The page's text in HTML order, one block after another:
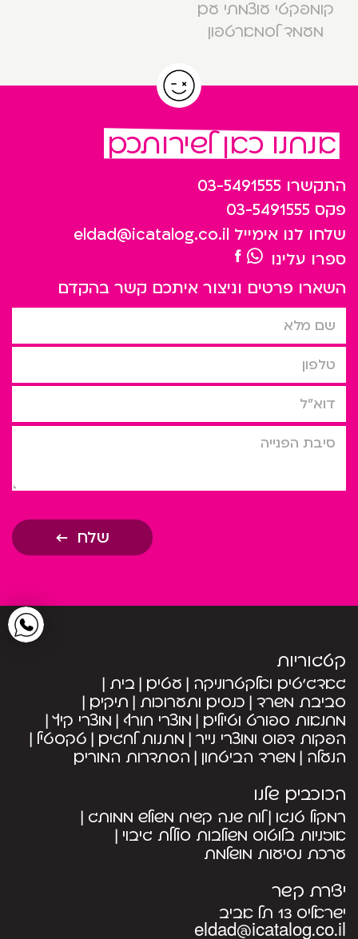
קומפקטי עוצמתי עם
מעמד לסמארטפון
אנחנו כאן לשירותכם
התקשרו 03-5491555
פקס 03-5491555
שלחו לנו אימייל eldad@icatalog.co.il
ספרו עלינו
השארו פרטים וניצור איתכם קשר בהקדם
שם מלא
טלפון
דוא”ל
סיבת הפניה
שלח
קטגוריות
גאדג’טים ואלקטרוניקה עטים בית
סביבת משרד כנסים ותערוכות תיקים
מחנאות ספורט וטיולים מוצרי חורף מוצרי קיץ
הפקות דפוס ומוצרי נייר מתנות לחגים טקסטיל
הנעלה משרד הביטחון הסתדרות המורים
הכוכבים שלנו
רמקול טנגו לוח שנה קשיח משולש ממותג
אוזניות בלוטוס משולבות סוללת גיבוי
ערכת נסיעות מושלמת
יצירת קשר
ישראליס 13 תל אביב
eldad@icatalog.co.il